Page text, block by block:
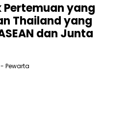
yang
Thailand yang
dan Junta
- Pewarta